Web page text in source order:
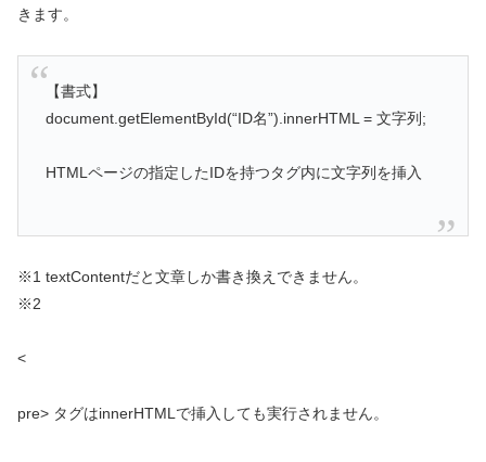
きます。
【書式】
document.getElementById(“ID名”).innerHTML = 文字列;
HTMLページの指定したIDを持つタグ内に文字列を挿入
※1 textContentだと文章しか書き換えできません。
※2
<
pre> タグはinnerHTMLで挿入しても実行されません。